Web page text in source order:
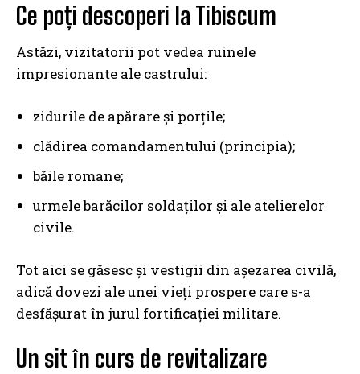
Ce poți descoperi la Tibiscum
Astăzi, vizitatorii pot vedea ruinele
impresionante ale castrului:
zidurile de apărare și porțile;
clădirea comandamentului (principia);
băile romane;
urmele barăcilor soldaților și ale atelierelor
civile.
Tot aici se găsesc și vestigii din așezarea civilă,
adică dovezi ale unei vieți prospere care s-a
desfășurat în jurul fortificației militare.
Un sit în curs de revitalizare